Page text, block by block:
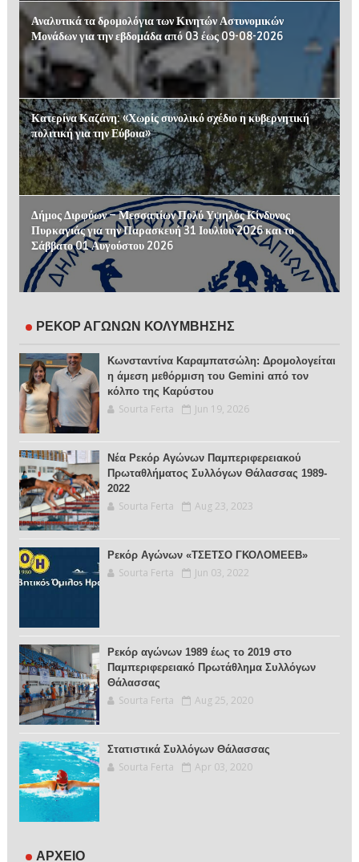
Αναλυτικά τα δρομολόγια των Κινητών Αστυνομικών
Μονάδων για την εβδομάδα από 03 έως 09-08-2026
Κατερίνα Καζάνη: «Χωρίς συνολικό σχέδιο η κυβερνητική
πολιτική για την Εύβοια»
Δήμος Διρφύων – Μεσσαπίων Πολύ Υψηλός Κίνδυνος
Πυρκαγιάς για την Παρασκευή 31 Ιουλίου 2026 και το
Σάββατο 01 Αυγούστου 2026
ΡΕΚΟΡ ΑΓΩΝΩΝ ΚΟΛΥΜΒΗΣΗΣ
Κωνσταντίνα Καραμπατσώλη: Δρομολογείται
η άμεση μεθόρμιση του Gemini από τον
κόλπο της Καρύστου
Sourta Ferta Jun 19, 2026
Νέα Ρεκόρ Αγώνων Παμπεριφερειακού
Πρωταθλήματος Συλλόγων Θάλασσας 1989-
2022
Sourta Ferta Aug 23, 2023
Ρεκόρ Αγώνων «ΤΣΕΤΣΟ ΓΚΟΛΟΜΕΕΒ»
Sourta Ferta Jun 03, 2022
Ρεκόρ αγώνων 1989 έως το 2019 στο
Παμπεριφερειακό Πρωτάθλημα Συλλόγων
Θάλασσας
Sourta Ferta Aug 25, 2020
Στατιστικά Συλλόγων Θάλασσας
Sourta Ferta Apr 03, 2020
ΑΡΧΕΙΟ